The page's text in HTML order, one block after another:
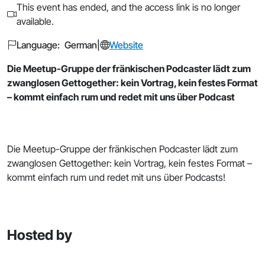
This event has ended, and the access link is no longer
available.
Language: German
Website
Die Meetup-Gruppe der fränkischen Podcaster lädt zum
zwanglosen Gettogether: kein Vortrag, kein festes Format
– kommt einfach rum und redet mit uns über Podcast
Die Meetup-Gruppe der fränkischen Podcaster lädt zum
zwanglosen Gettogether: kein Vortrag, kein festes Format –
kommt einfach rum und redet mit uns über Podcasts!
Hosted by